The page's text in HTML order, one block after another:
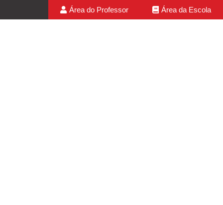
Área do Professor Área da Escola